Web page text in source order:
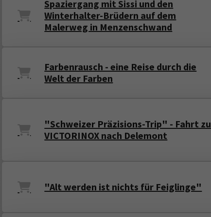
Spaziergang mit Sissi und den
Winterhalter-Brüdern auf dem
Malerweg in Menzenschwand
Farbenrausch - eine Reise durch die
Welt der Farben
"Schweizer Präzisions-Trip" - Fahrt zu
VICTORINOX nach Delemont
"Alt werden ist nichts für Feiglinge"